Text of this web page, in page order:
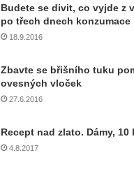
Budete se divit, co vyjde z
po třech dnech konzumace
18.9.2016
Zbavte se břišního tuku
ovesných vloček
27.6.2016
Recept nad zlato. Dámy,
4.8.2017